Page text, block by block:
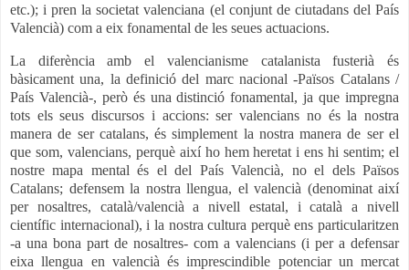
etc.); i pren la societat valenciana (el conjunt de ciutadans del País
Valencià) com a eix fonamental de les seues actuacions.
La diferència amb el valencianisme catalanista fusterià és
bàsicament una, la definició del marc nacional -Països Catalans /
País Valencià-, però és una distinció fonamental, ja que impregna
tots els seus discursos i accions: ser valencians no és la nostra
manera de ser catalans, és simplement la nostra manera de ser el
que som, valencians, perquè així ho hem heretat i ens hi sentim; el
nostre mapa mental és el del País Valencià, no el dels Països
Catalans; defensem la nostra llengua, el valencià (denominat així
per nosaltres, català/valencià a nivell estatal, i català a nivell
científic internacional), i la nostra cultura perquè ens particularitzen
-a una bona part de nosaltres- com a valencians (i per a defensar
eixa llengua en valencià és imprescindible potenciar un mercat